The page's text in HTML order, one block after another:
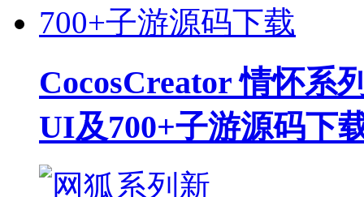
CocosCreator 情怀系
UI及700+子游源码下